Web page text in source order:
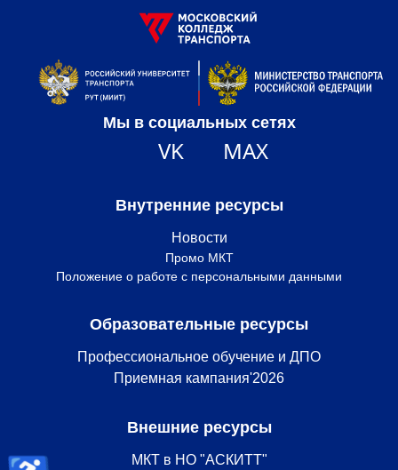
Мы в социальных сетях
VK MAX
Внутренние ресурсы
Новости
Промо МКТ
Положение о работе с персональными данными
Образовательные ресурсы
Профессиональное обучение и ДПО
Приемная кампания'2026
Внешние ресурсы
МКТ в НО "АСКИТТ"